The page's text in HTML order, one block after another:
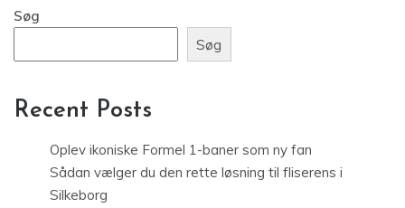
Søg
Søg
Recent Posts
Oplev ikoniske Formel 1-baner som ny fan
Sådan vælger du den rette løsning til fliserens i
Silkeborg